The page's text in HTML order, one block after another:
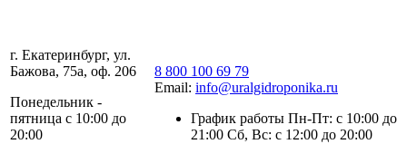
г. Екатеринбург, ул.
Бажова, 75а, оф. 206
Понедельник -
пятница с 10:00 до
20:00
8 800 100 69 79
Email: info@uralgidroponika.ru
График работы Пн-Пт: с 10:00 до
21:00 Сб, Вс: с 12:00 до 20:00